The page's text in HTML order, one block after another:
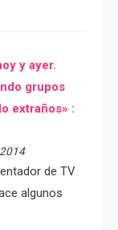
y ayer.
grupos
extraños» :
de TV
algunos